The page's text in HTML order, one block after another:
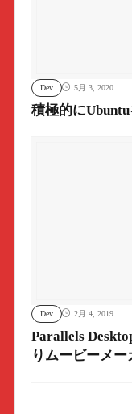
Dev 5月 3, 2020
積極的に
Dev 2月 4, 2019
Parallels
りムービーメ